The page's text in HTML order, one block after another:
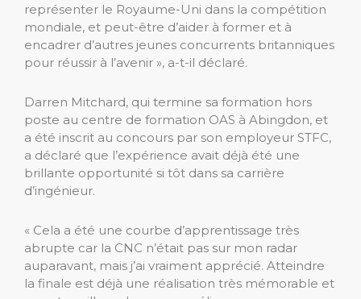
représenter le Royaume-Uni dans la compétition
mondiale, et peut-être d’aider à former et à
encadrer d’autres jeunes concurrents britanniques
pour réussir à l’avenir », a-t-il déclaré.
Darren Mitchard, qui termine sa formation hors
poste au centre de formation OAS à Abingdon, et
a été inscrit au concours par son employeur STFC,
a déclaré que l’expérience avait déjà été une
brillante opportunité si tôt dans sa carrière
d’ingénieur.
« Cela a été une courbe d’apprentissage très
abrupte car la CNC n’était pas sur mon radar
auparavant, mais j’ai vraiment apprécié. Atteindre
la finale est déjà une réalisation très mémorable et